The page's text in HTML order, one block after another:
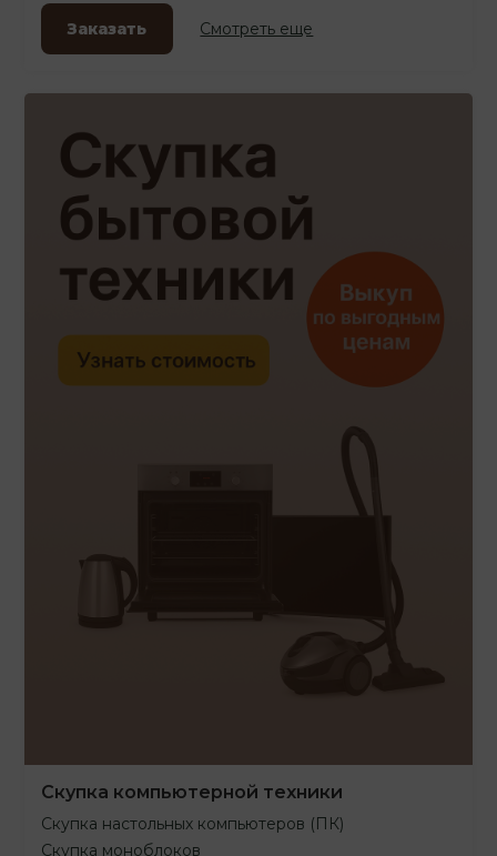
Заказать Смотреть еще
Скупка компьютерной техники
Скупка настольных компьютеров (ПК)
Скупка моноблоков